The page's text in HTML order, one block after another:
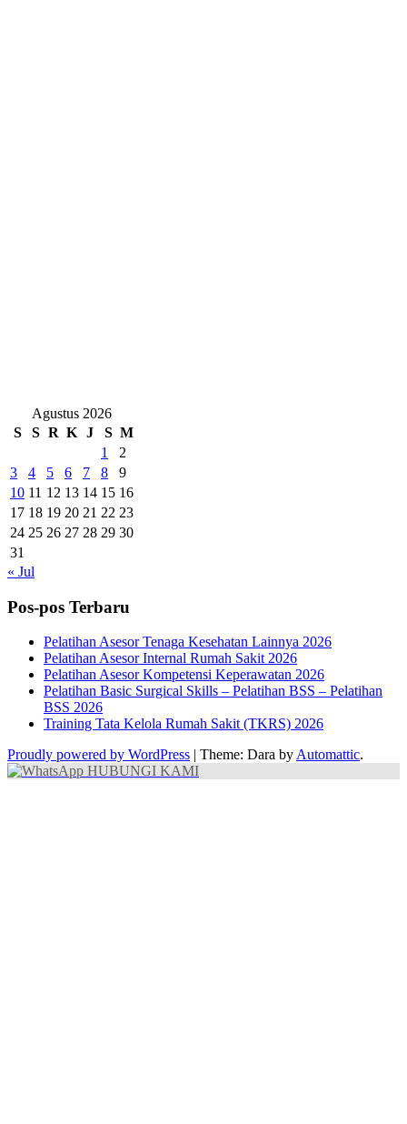
Agustus 2026
S
S R K J S M
1
2
3
4 5 6 7 8
9
10 11 12 13 14 15 16
17 18 19 20 21 22 23
24 25 26 27 28 29 30
31
« Jul
Pos-pos Terbaru
Pelatihan Asesor Tenaga Kesehatan Lainnya 2026
Pelatihan Asesor Internal Rumah Sakit 2026
Pelatihan Asesor Kompetensi Keperawatan 2026
Pelatihan Basic Surgical Skills – Pelatihan BSS – Pelatihan
BSS 2026
Training Tata Kelola Rumah Sakit (TKRS) 2026
Proudly powered by WordPress | Theme: Dara by Automattic.
HUBUNGI KAMI